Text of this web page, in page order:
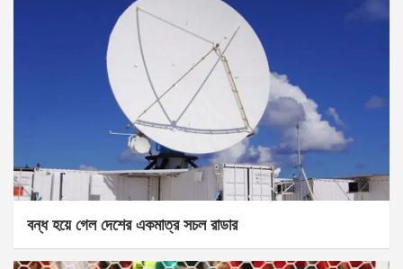
বন্ধ হয়ে গেল দেশের একমাত্র সচল রাডার